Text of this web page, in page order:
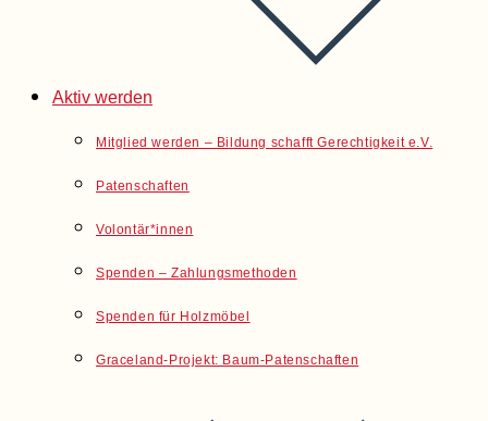
Aktiv werden
Mitglied werden – Bildung schafft Gerechtigkeit e.V.
Patenschaften
Volontär*innen
Spenden – Zahlungsmethoden
Spenden für Holzmöbel
Graceland-Projekt: Baum-Patenschaften